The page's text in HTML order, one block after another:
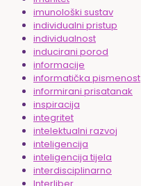
imunološki sustav
individualni pristup
individualnost
inducirani porod
informacije
informatička pismenost
informirani prisatanak
inspiracija
integritet
intelektualni razvoj
inteligencija
inteligencija tijela
interdisciplinarno